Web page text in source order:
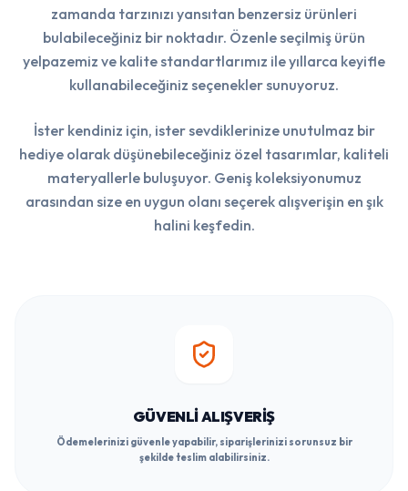
zamanda tarzınızı yansıtan benzersiz ürünleri
bulabileceğiniz bir noktadır. Özenle seçilmiş ürün
yelpazemiz ve kalite standartlarımız ile yıllarca keyifle
kullanabileceğiniz seçenekler sunuyoruz.
İster kendiniz için, ister sevdiklerinize unutulmaz bir
hediye olarak düşünebileceğiniz özel tasarımlar, kaliteli
materyallerle buluşuyor. Geniş koleksiyonumuz
arasından size en uygun olanı seçerek alışverişin en şık
halini keşfedin.
GÜVENLI ALIŞVERIŞ
Ödemelerinizi güvenle yapabilir, siparişlerinizi sorunsuz bir
şekilde teslim alabilirsiniz.